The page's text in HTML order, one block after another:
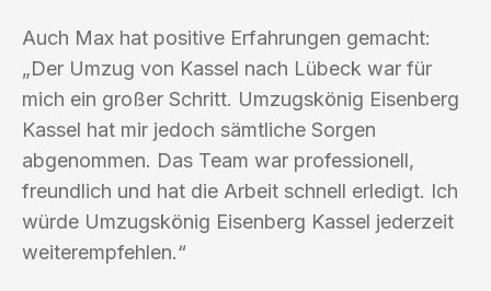
Auch Max hat positive Erfahrungen gemacht:
„Der Umzug von Kassel nach Lübeck war für
mich ein großer Schritt. Umzugskönig Eisenberg
Kassel hat mir jedoch sämtliche Sorgen
abgenommen. Das Team war professionell,
freundlich und hat die Arbeit schnell erledigt. Ich
würde Umzugskönig Eisenberg Kassel jederzeit
weiterempfehlen.“